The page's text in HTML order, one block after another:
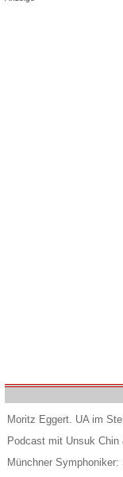
Moritz Eggert. UA im
Podcast mit Unsuk
Münchner